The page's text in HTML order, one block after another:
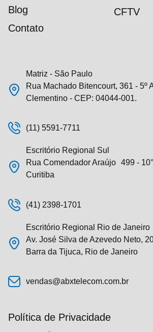
Blog
Contato
CFTV
Matriz - São Paulo
Rua Machado Bitencourt, 361 - 5º
Clementino - CEP: 04044-001.
(11) 5591-7711
Escritório Regional Sul
Rua Comendador Araújo 499 -
Curitiba
(41) 2398-1701
Escritório Regional Rio de Janeiro
Av. José Silva de Azevedo Neto,
Barra da Tijuca, Rio de Janeiro
vendas@abxtelecom.com.br
Política de Privacidade